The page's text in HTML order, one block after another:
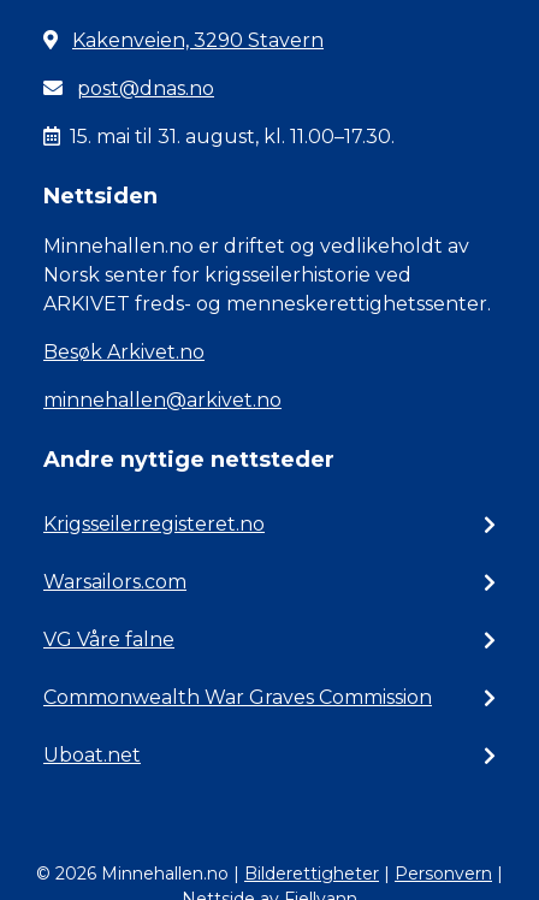
Kakenveien, 3290 Stavern
post@dnas.no
15. mai til 31. august, kl. 11.00–17.30.
Nettsiden
Minnehallen.no er driftet og vedlikeholdt av
Norsk senter for krigsseilerhistorie ved
ARKIVET freds- og menneskerettighetssenter.
Besøk Arkivet.no
minnehallen@arkivet.no
Andre nyttige nettsteder
Krigsseilerregisteret.no
Warsailors.com
VG Våre falne
Commonwealth War Graves Commission
Uboat.net
© 2026 Minnehallen.no | Bilderettigheter | Personvern |